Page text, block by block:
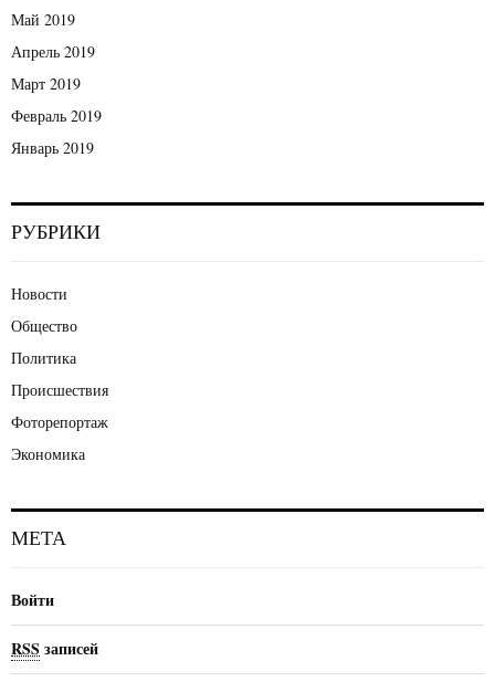
Май 2019
Апрель 2019
Март 2019
Февраль 2019
Январь 2019
РУБРИКИ
Новости
Общество
Политика
Происшествия
Фоторепортаж
Экономика
МЕТА
Войти
RSSзаписей